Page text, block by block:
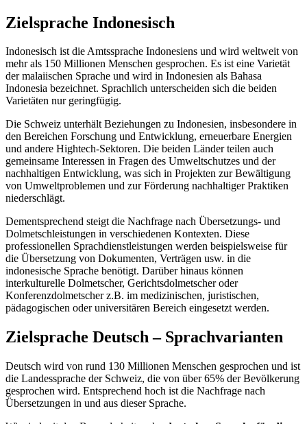
Zielsprache Indonesisch
Indonesisch ist die Amtssprache Indonesiens und wird weltweit von
mehr als 150 Millionen Menschen gesprochen. Es ist eine Varietät
der malaiischen Sprache und wird in Indonesien als Bahasa
Indonesia bezeichnet. Sprachlich unterscheiden sich die beiden
Varietäten nur geringfügig.
Die Schweiz unterhält Beziehungen zu Indonesien, insbesondere in
den Bereichen Forschung und Entwicklung, erneuerbare Energien
und andere Hightech-Sektoren. Die beiden Länder teilen auch
gemeinsame Interessen in Fragen des Umweltschutzes und der
nachhaltigen Entwicklung, was sich in Projekten zur Bewältigung
von Umweltproblemen und zur Förderung nachhaltiger Praktiken
niederschlägt.
Dementsprechend steigt die Nachfrage nach Übersetzungs- und
Dolmetschleistungen in verschiedenen Kontexten. Diese
professionellen Sprachdienstleistungen werden beispielsweise für
die Übersetzung von Dokumenten, Verträgen usw. in die
indonesische Sprache benötigt. Darüber hinaus können
interkulturelle Dolmetscher, Gerichtsdolmetscher oder
Konferenzdolmetscher z.B. im medizinischen, juristischen,
pädagogischen oder universitären Bereich eingesetzt werden.
Zielsprache Deutsch – Sprachvarianten
Deutsch wird von rund 130 Millionen Menschen gesprochen und ist
die Landessprache der Schweiz, die von über 65% der Bevölkerung
gesprochen wird. Entsprechend hoch ist die Nachfrage nach
Übersetzungen in und aus dieser Sprache.